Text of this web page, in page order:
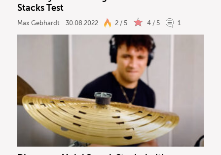
Stacks Test
Max Gebhardt 30.08.2022 2 / 5 4 / 5 1